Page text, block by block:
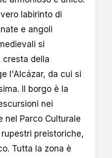
labirinto di
e angoli
si
cresta della
l'Alcázar, da cui si
Il borgo è la
nei
nel Parco Culturale
preistoriche,
Tutta la zona è